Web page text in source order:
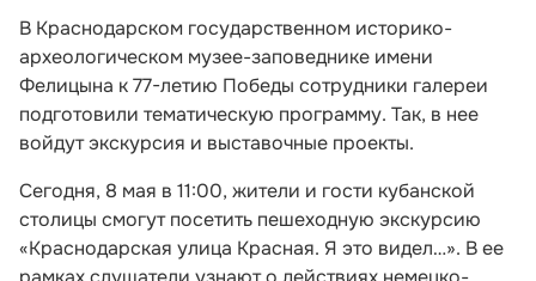
В Краснодарском государственном историко-
археологическом музее-заповеднике имени
Фелицына к 77-летию Победы сотрудники галереи
подготовили тематическую программу. Так, в нее
войдут экскурсия и выставочные проекты.
Сегодня, 8 мая в 11:00, жители и гости кубанской
столицы смогут посетить пешеходную экскурсию
«Краснодарская улица Красная. Я это видел…». В ее